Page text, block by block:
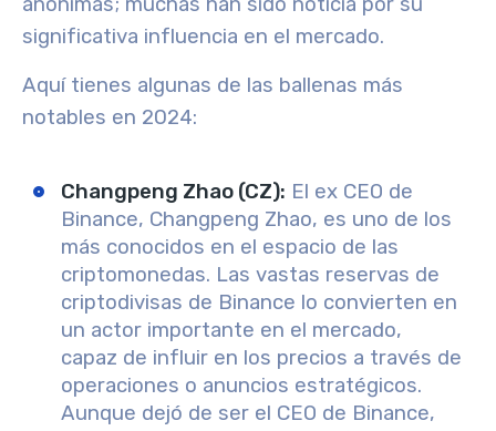
significativa influencia en el mercado.
Aquí tienes algunas de las ballenas más
notables en 2024:
Changpeng Zhao (CZ): El ex CEO de
Binance, Changpeng Zhao, es uno de los
más conocidos en el espacio de las
criptomonedas. Las vastas reservas de
criptodivisas de Binance lo convierten en
un actor importante en el mercado,
capaz de influir en los precios a través de
operaciones o anuncios estratégicos.
Aunque dejó de ser el CEO de Binance,